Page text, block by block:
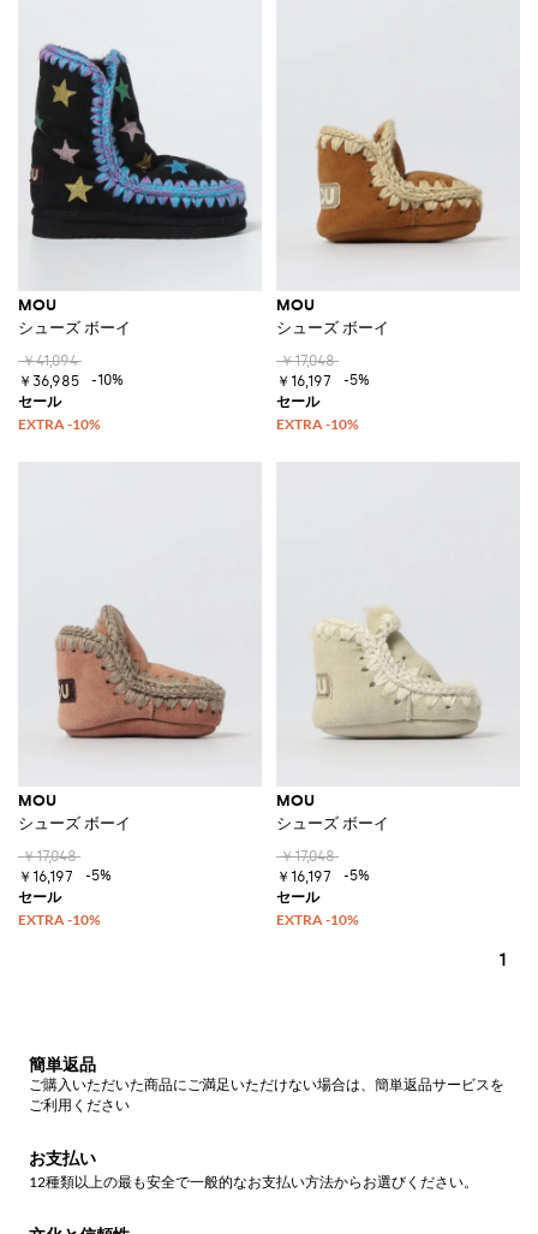
MOU
シューズ ボーイ
￥41,094
￥36,985
-10%
MOU
シューズ ボーイ
￥17,048
￥16,197
-5%
MOU
シューズ ボーイ
￥17,048
￥16,197
-5%
MOU
シューズ ボーイ
￥17,048
￥16,197
-5%
1
簡単返品
ご購入いただいた商品にご満足いただけない場合は、簡単返品サービスを
ご利用ください
お支払い
12種類以上の最も安全で一般的なお支払い方法からお選びください。